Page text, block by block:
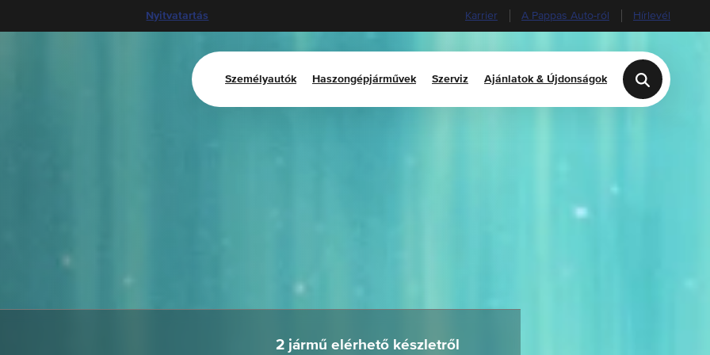
Nyitvatartás Karrier A Pappas Auto-ról Hírlevél
Személyautók Haszongépjárművek Szerviz Ajánlatok & Újdonságok
2 jármű elérhető készletről